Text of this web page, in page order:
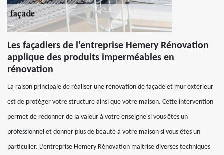
Les façadiers de l’entreprise Hemery Rénovation
applique des produits imperméables en
rénovation
La raison principale de réaliser une rénovation de façade et mur extérieur
est de protéger votre structure ainsi que votre maison. Cette intervention
permet de redonner de la valeur à votre enseigne si vous êtes un
professionnel et donner plus de beauté à votre maison si vous êtes un
particulier. L’entreprise Hemery Rénovation maitrise diverses techniques